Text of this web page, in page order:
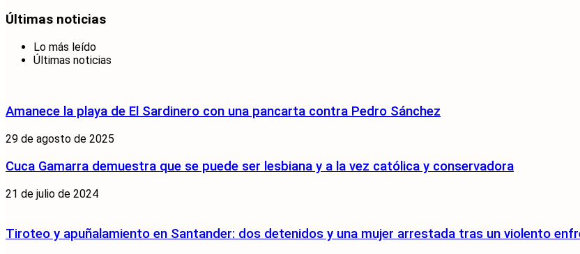
Últimas noticias
Lo más leído
Últimas noticias
Amanece la playa de El Sardinero con una pancarta contra Pedro Sánchez
29 de agosto de 2025
Cuca Gamarra demuestra que se puede ser lesbiana y a la vez católica y conservadora
21 de julio de 2024
Tiroteo y apuñalamiento en Santander: dos detenidos y una mujer arrestada tras un violento